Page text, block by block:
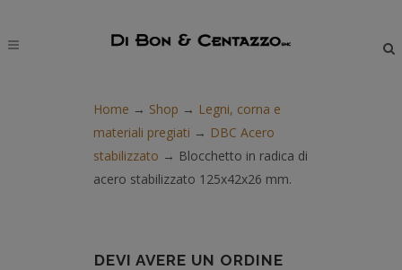
Home → Shop → Legni, corna e
materiali pregiati → DBC Acero
stabilizzato → Blocchetto in radica di
acero stabilizzato 125x42x26 mm.
DEVI AVERE UN ORDINE